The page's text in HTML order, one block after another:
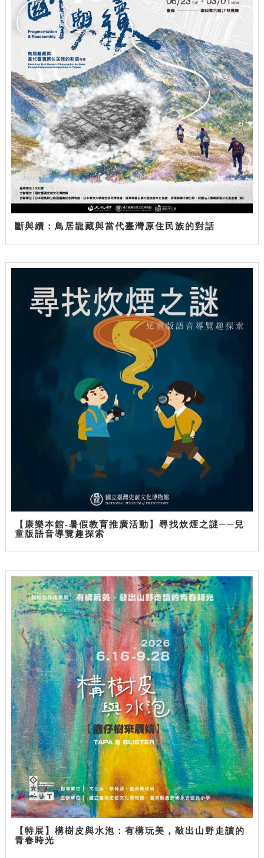
斷與續：鳥居龍藏與當代臺灣原住民族的對話
【康樂本館-暑假教育推廣活動】尋找炊煙之謎──兒
童版語音導覽趣探索
【特展】構樹皮與水泡：有構玩美，敲出山野走讀的
青春時光